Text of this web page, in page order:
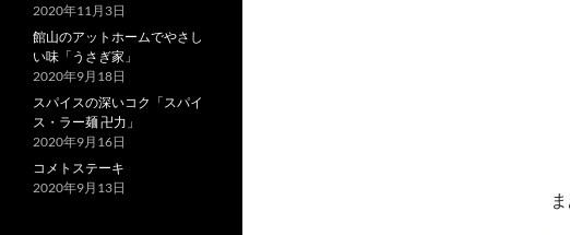
2020年11月3日
館山のアットホームでやさし
い味「うさぎ家」
2020年9月18日
スパイスの深いコク「スパイ
ス・ラー麺 卍力」
2020年9月16日
コメトステーキ
2020年9月13日